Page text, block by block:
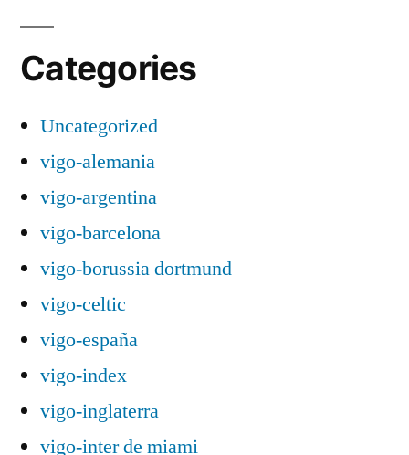
Categories
Uncategorized
vigo-alemania
vigo-argentina
vigo-barcelona
vigo-borussia dortmund
vigo-celtic
vigo-españa
vigo-index
vigo-inglaterra
vigo-inter de miami